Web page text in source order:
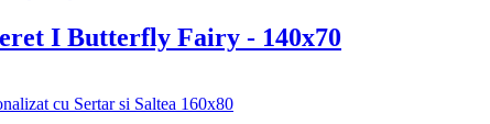
I Butterfly Fairy - 140x70